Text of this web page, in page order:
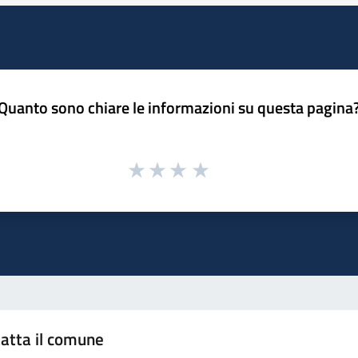
sono chiare le informazioni su questa
il comune